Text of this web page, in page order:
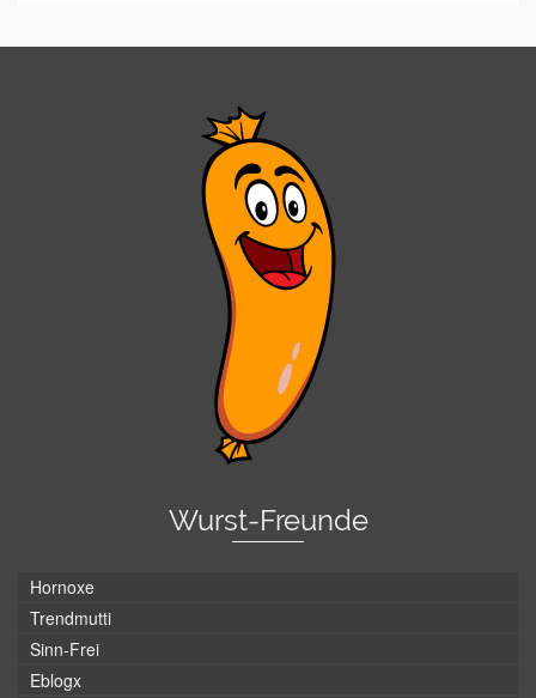
Wurst-Freunde
Hornoxe
Trendmutti
Sinn-Frei
Eblogx